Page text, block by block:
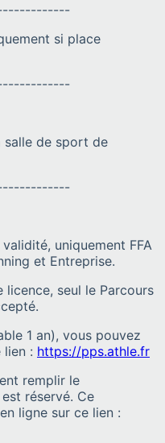
si place
salle de sport de
uniquement FFA
et Entreprise.
licence, seul le Parcours
1 an), vous pouvez
: https://pps.athle.fr
remplir le
réservé. Ce
ligne sur ce lien :